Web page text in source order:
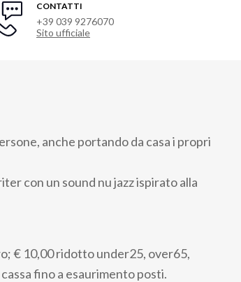
CONTATTI
+39 039 9276070
Sito ufficiale
anche portando da casa i propri
con un sound nu jazz ispirato alla
€ 10,00 ridotto under25, over65,
fino a esaurimento posti.